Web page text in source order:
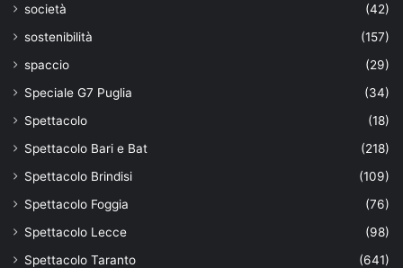
società
(42)
sostenibilità
(157)
spaccio
(29)
Speciale G7 Puglia
(34)
Spettacolo
(18)
Spettacolo Bari e Bat
(218)
Spettacolo Brindisi
(109)
Spettacolo Foggia
(76)
Spettacolo Lecce
(98)
Spettacolo Taranto
(641)